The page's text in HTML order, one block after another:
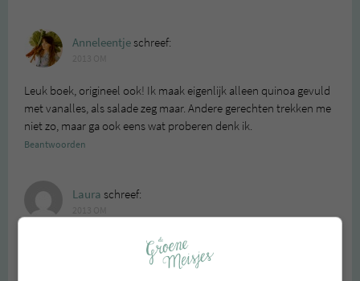
Anneleentjeschreef:
Leuk boek, origineel ook! Ik maak eigenlijk alleen quinoa gevuld
met vanalles, als salade zeg maar. Andere gerechten trekken me
niet zo, maar ga ook eens wat proberen denk ik.
Beantwoorden
Laura schreef:
Klinkt erg leuk, al moet ik bekennen nog nooit wat met quinoa
gemaakt te hebben, deels ook omdat ik niet zo goed weet wat.